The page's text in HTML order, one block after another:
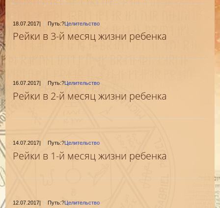
18.07.2017| Путь:?Целительство
Рейки в 3-й месяц жизни ребенка
16.07.2017 Путь:? Целительство
Рейки в 2-й месяц жизни ребенка
14.07.2017| Путь:?Целительство
Рейки в 1-й месяц жизни ребенка
12.07.2017| Путь:?Целительство